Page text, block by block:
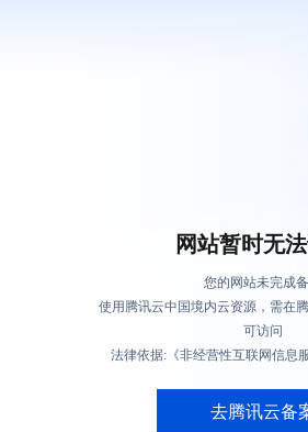
网站暂时无
您的网站未完成
使用腾讯云中国境内云资源，需在
可访问
法律依据:《非经营性互联网信息
去腾讯云备